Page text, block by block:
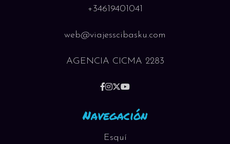
+34619401041
web@viajesscibasku.com
AGENCIA CICMA 2283
Navegación
Esquí